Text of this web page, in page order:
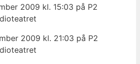
2009 kl. 15:03 på P2
2009 kl. 21:03 på P2